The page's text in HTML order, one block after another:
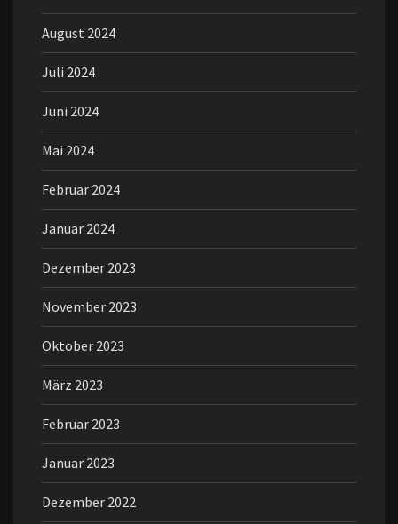
August 2024
Juli 2024
Juni 2024
Mai 2024
Februar 2024
Januar 2024
Dezember 2023
November 2023
Oktober 2023
März 2023
Februar 2023
Januar 2023
Dezember 2022